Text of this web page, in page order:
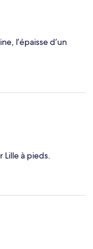
l’épaisse d’un
Lille à pieds.